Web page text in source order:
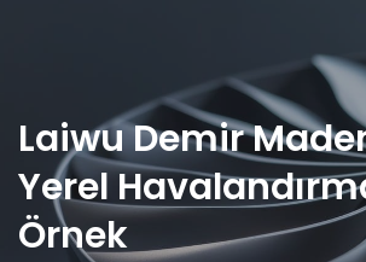
Laiwu Demir
Yerel
Örnek